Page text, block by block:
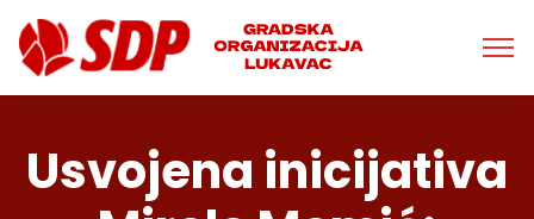
Usvojena inicijativa